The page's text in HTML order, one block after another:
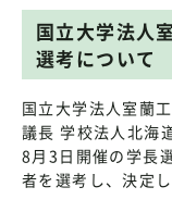
国立大学法人
選考について
国立大学法人室蘭
議長 学校法人北海
8月3日開催の学長
者を選考し、決定し